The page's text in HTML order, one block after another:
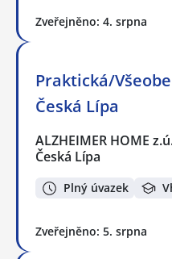
Zveřejněno: 4. srpna
Praktická/
Česká Lípa
ALZHEIMER HOME
Česká Lípa
Plný úvazek
Zveřejněno: 5. srpna